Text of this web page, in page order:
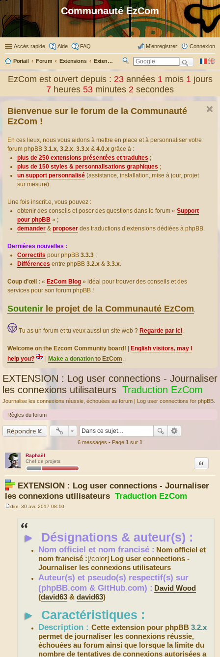
Communauté EzCom
Accès rapide Aide FAQ Connexion
M’enregistrer
Portail Forum Extensions Extensions présentées & traduites
er
EzCom est ouvert depuis : 23 années1 mois1 jours
7 heures 53 minutes 3 secondes
Bienvenue sur le forum de la Communauté
EzCom !
En ces lieux, nous vous aidons à mettre en place et à personnaliser votre
forum phpBB 3.1.x, 3.2.x, 3.3.x & 4.0.x grâce à :
plus de 250 extensions présentées et traduites ;
plus de 150 styles & personnalisations graphiques ;
un support personnalisé (assistance, installation, mise à jour, projet
sur mesure).
Une fois inscrit.e, vous pouvez :
obtenir des conseils et poser des questions dans le forum « Support
pour phpBB » ;
demander & proposer des traductions d’extensions dédiées à phpBB.
Dernières nouvelles :
Correctifs pour phpBB 3.3.3 ;
Différences entre phpBB 3.2.x & 3.3.x.
Coup d’œil : « EzCom Blog » idéal pour trouver des conseils et des
services pour son forum phpBB !
Soutenir le projet de la Communauté EzCom.
Tu as un forum et tu veux aussi un site web ? Regarde par ici.
Welcome on the Ezcom Community board!
English visitors, may I
help you?
Make a donation to EzCom.
EXTENSION : Log user connections - Journaliser
les connexions utilisateurs Traduction EzCom
Journalise les connexions réussie, échouées au forum | Log user connections for phpBB.
Règles du forum
Répondre
6 messages • Page 1 sur 1
Raphaël
Chef de projets
EXTENSION : Log user connections - Journaliser
les connexions utilisateurs Traduction EzCom
Citation
dim. 30 avr. 2017 08:10
► Désignations & auteur(s) :
Nom officiel et nom francisé : Nom officiel et
nom francisé :[/color] Log user connections -
Journaliser les connexions utilisateurs
Auteur(s) et pseudo(s) respectif(s) sur
(phpBB.com & GitHub.com) : David Wood
(david63 &david63)
► Caractéristiques :
Description :Cette extension pour phpBB3.2.x
permet de journaliser les connexions réussie,
échouées au forum ainsi que lorsque la limite du
nombre de tentatives de connexions autorisées a